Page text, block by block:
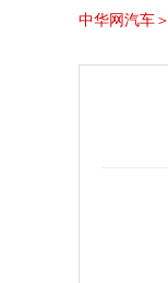
中华网汽车＞